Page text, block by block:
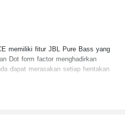
memiliki fitur JBL Pure Bass yang
Dot form factor menghadirkan
dapat merasakan setiap hentakan
40 jam